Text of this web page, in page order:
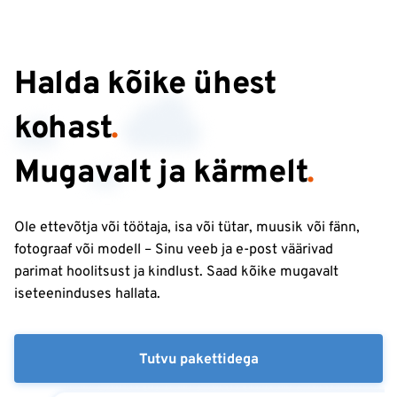
Halda kõike ühest
kohast.
Mugavalt ja kärmelt.
Ole ettevõtja või töötaja, isa või tütar, muusik või fänn,
fotograaf või modell – Sinu veeb ja e-post väärivad
parimat hoolitsust ja kindlust. Saad kõike mugavalt
iseteeninduses hallata.
Tutvu pakettidega